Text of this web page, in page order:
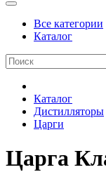
Все категории
Каталог
Каталог
Дистилляторы
Царги
Царга